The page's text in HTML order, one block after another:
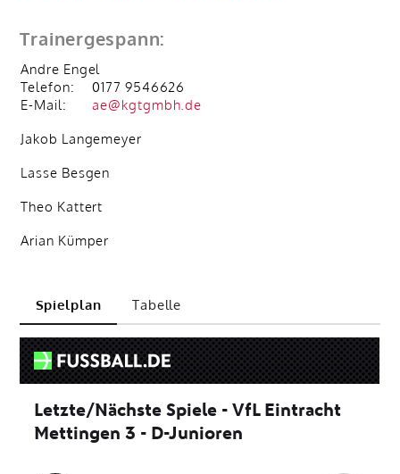
Trainergespann:
Andre Engel
Telefon:
0177 9546626
E-Mail:
ae@kgtgmbh.de
Jakob Langemeyer
Lasse Besgen
Theo Kattert
Arian Kümper
Spielplan Tabelle